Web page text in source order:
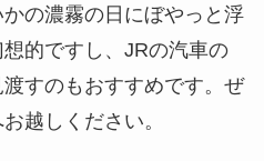
の濃霧の日にぼやっと浮
的ですし、JRの汽車の
すのもおすすめです。ぜ
越しください。